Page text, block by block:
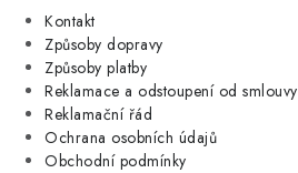
Kontakt
Způsoby dopravy
Způsoby platby
Reklamace a odstoupení od smlouvy
Reklamační řád
Ochrana osobních údajů
Obchodní podmínky
KUCHYNĚ
ORGANIZACE
DOMÁCNOST